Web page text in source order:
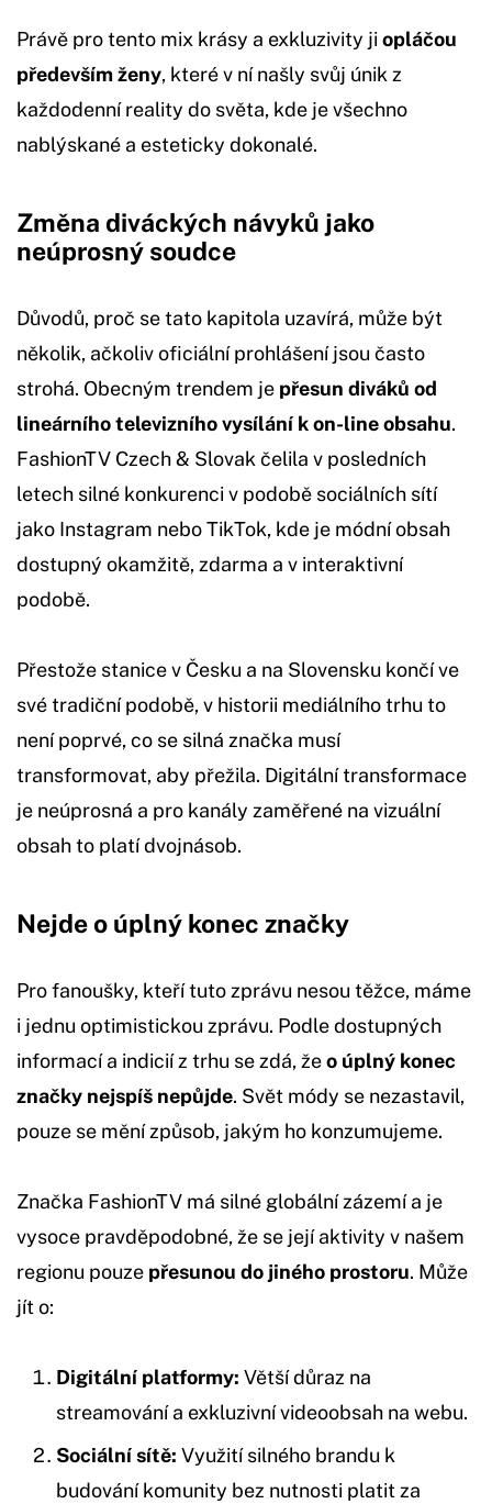
Právě pro tento mix krásy a exkluzivity ji opláčou
především ženy, které v ní našly svůj únik z
každodenní reality do světa, kde je všechno
nablýskané a esteticky dokonalé.
Změna diváckých návyků jako
neúprosný soudce
Důvodů, proč se tato kapitola uzavírá, může být
několik, ačkoliv oficiální prohlášení jsou často
strohá. Obecným trendem je přesun diváků od
lineárního televizního vysílání k on-line obsahu.
FashionTV Czech & Slovak čelila v posledních
letech silné konkurenci v podobě sociálních sítí
jako Instagram nebo TikTok, kde je módní obsah
dostupný okamžitě, zdarma a v interaktivní
podobě.
Přestože stanice v Česku a na Slovensku končí ve
své tradiční podobě, v historii mediálního trhu to
není poprvé, co se silná značka musí
transformovat, aby přežila. Digitální transformace
je neúprosná a pro kanály zaměřené na vizuální
obsah to platí dvojnásob.
Nejde o úplný konec značky
Pro fanoušky, kteří tuto zprávu nesou těžce, máme
i jednu optimistickou zprávu. Podle dostupných
informací a indicií z trhu se zdá, žeo úplný konec
značky nejspíš nepůjde. Svět módy se nezastavil,
pouze se mění způsob, jakým ho konzumujeme.
Značka FashionTV má silné globální zázemí a je
vysoce pravděpodobné, že se její aktivity v našem
regionu pouze přesunou do jiného prostoru. Může
jít o:
Digitální platformy: Větší důraz na
streamování a exkluzivní videoobsah na webu.
Sociální sítě: Využití silného brandu k
budování komunity bez nutnosti platit za